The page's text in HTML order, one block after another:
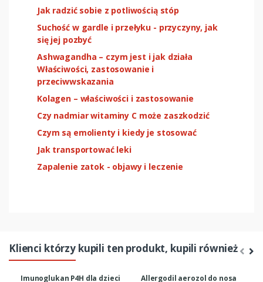
Jak radzić sobie z potliwością stóp
Suchość w gardle i przełyku - przyczyny, jak
się jej pozbyć
Ashwagandha – czym jest i jak działa
Właściwości, zastosowanie i
przeciwwskazania
Kolagen – właściwości i zastosowanie
Czy nadmiar witaminy C może zaszkodzić
Czym są emolienty i kiedy je stosować
Jak transportować leki
Zapalenie zatok - objawy i leczenie
Klienci którzy kupili ten produkt, kupili również
Imunoglukan P4H dla dzieci
Allergodil aerozol do nosa